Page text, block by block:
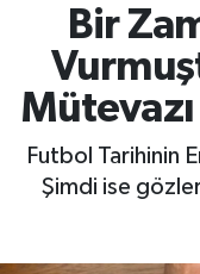
Bir
Futbol Tarihinin
Şimdi ise